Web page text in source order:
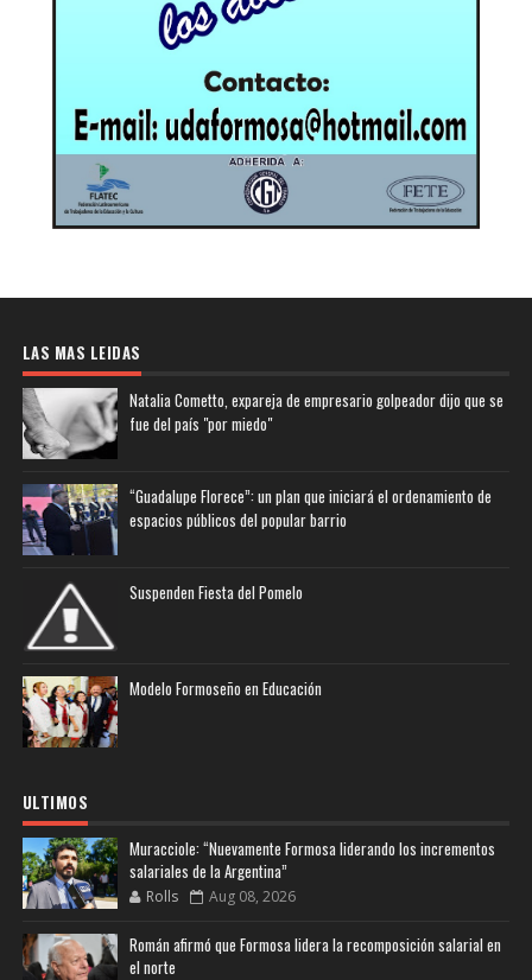
LAS MAS LEIDAS
Natalia Cometto, expareja de empresario golpeador dijo que se
fue del país "por miedo"
“Guadalupe Florece”: un plan que iniciará el ordenamiento de
espacios públicos del popular barrio
Suspenden Fiesta del Pomelo
Modelo Formoseño en Educación
ULTIMOS
Muracciole: “Nuevamente Formosa liderando los incrementos
salariales de la Argentina”
Rolls Aug 08, 2026
Román afirmó que Formosa lidera la recomposición salarial en
el norte